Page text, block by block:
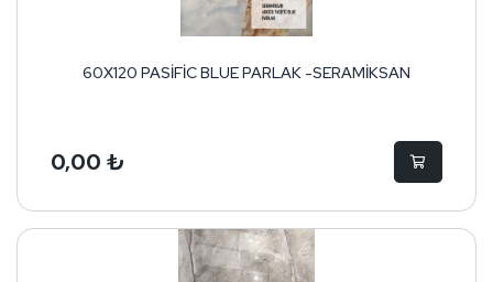
60X120 PASİFİC BLUE PARLAK -SERAMİKSAN
0,00 ₺